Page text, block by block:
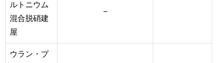
ルトニウム
混合脱硝建
屋
−
ウラン・プ